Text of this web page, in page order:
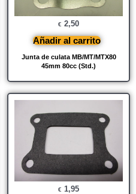
Junta de culata MB/MT/MTX80
45mm 80cc (Std.)
€ 2,50
Añadir al carrito
€ 1,95